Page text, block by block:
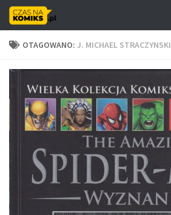
Skip to content
OTAGOWANO: J. MICHAEL STRACZYNSKI